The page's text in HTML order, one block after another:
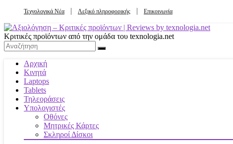
Τεχνολογικά Νέα Λεξικό πληροφορικής Επικοινωνία
Κριτικές προϊόντων από την ομάδα του texnologia.net
Αρχική
Κινητά
Laptops
Tablets
Τηλεοράσεις
Υπολογιστές
Οθόνες
Μητρικές Κάρτες
Σκληροί Δίσκοι